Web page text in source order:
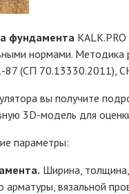
фундамента
нормами.
87 (СП
вы получите
3D-модель для
параметры:
Ширина, толщина,
арматуры, вязальной